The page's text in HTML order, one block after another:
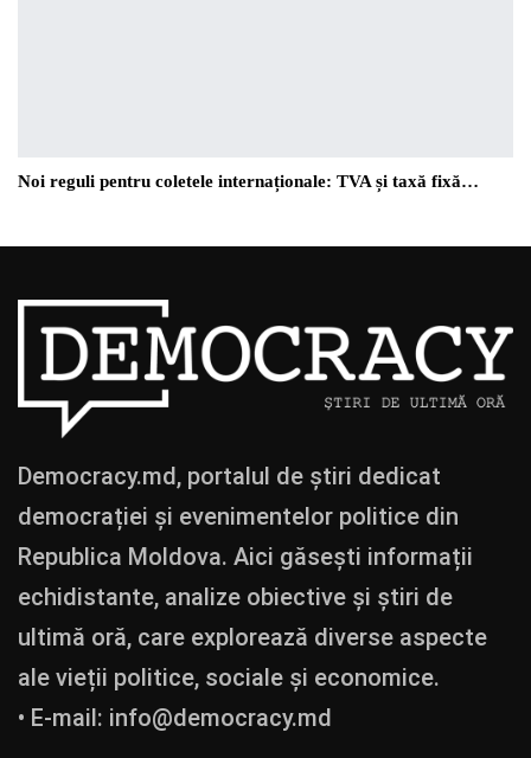
Noi reguli pentru coletele internaționale: TVA și taxă fixă…
Democracy.md, portalul de știri dedicat
democrației și evenimentelor politice din
Republica Moldova. Aici găsești informații
echidistante, analize obiective și știri de
ultimă oră, care explorează diverse aspecte
ale vieții politice, sociale și economice.
• E-mail: info@democracy.md